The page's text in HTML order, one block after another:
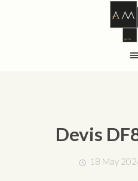
Devis
18 May